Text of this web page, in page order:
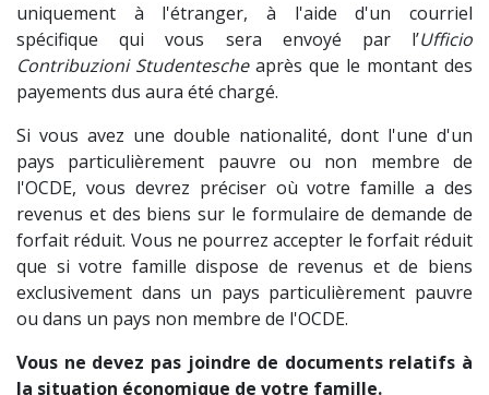
uniquement à l'étranger, à l'aide d'un courriel
spécifique qui vous sera envoyé par l’Ufficio
Contribuzioni Studentescheaprès que le montant des
payements dus aura été chargé.
Si vous avez une double nationalité, dont l'une d'un
pays particulièrement pauvre ou non membre de
l'OCDE, vous devrez préciser où votre famille a des
revenus et des biens sur le formulaire de demande de
forfait réduit. Vous ne pourrez accepter le forfait réduit
que si votre famille dispose de revenus et de biens
exclusivement dans un pays particulièrement pauvre
ou dans un pays non membre de l'OCDE.
Vous ne devez pas joindre de documents relatifs à
la situation économique de votre famille.